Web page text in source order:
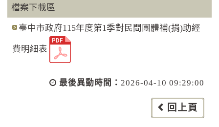
檔案下載區
臺中市政府115年度第1季對民間團體補(捐)助經
費明細表
最後異動時間： 2026-04-10 09:29:00
回上頁